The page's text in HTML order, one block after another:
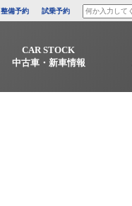
整備予約 試乗予約
CAR STOCK
中古車・新車情報